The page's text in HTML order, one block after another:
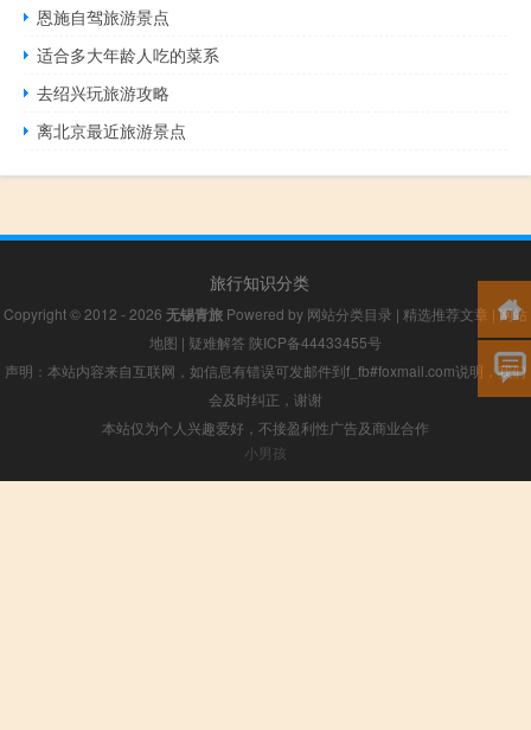
恩施自驾旅游景点
适合多大年龄人吃的菜系
去绍兴玩旅游攻略
离北京最近旅游景点
旅行知识分类
Copyright © 2012 - 2026 无锡青旅 Powered by 网站分类目录 | 精选推荐文章 |网站
地图 | 疑难解答 陕ICP备44433455号
声明：本站内容来自互联网，如信息有错误可发邮件到f_fb#foxmail.com说明，我们
会及时纠正，谢谢
本站仅为个人兴趣爱好，不接盈利性广告及商业合作
小男孩